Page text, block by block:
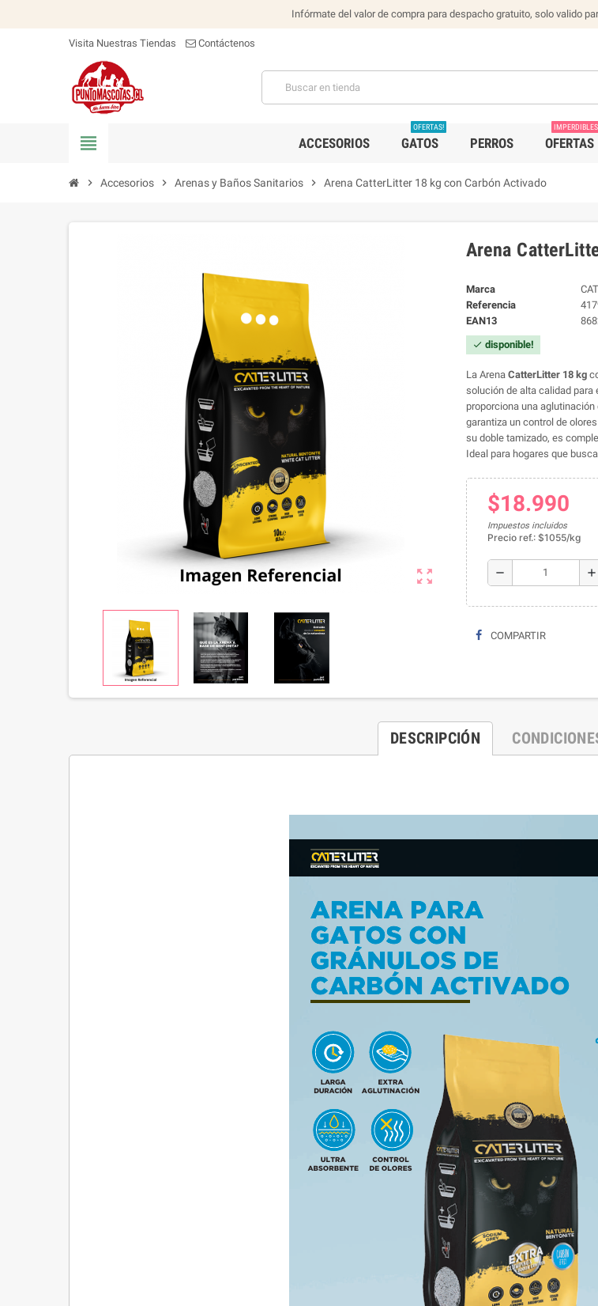
Infórmate del valor de compra para despacho gratuito, solo valido
Visita Nuestras Tiendas Contáctenos
view_headline ACCESORIOS GATOS
OFERTAS!
PERROS OFERTAS
chevron_right Accesorios chevron_right Arenas y Baños Sanitarios chevron_right Arena CatterLitter 18 kg con Carbón Activado
zoom_out_map
Arena
Marca
Referencia
EAN13
check disponible!
La Arena CatterLitter 18 kg
solución de alta calidad para
proporciona una
garantiza un control de
su doble tamizado, es
Ideal para hogares que
$18.990
Impuestos incluidos
Precio ref.: $1055/kg
remove add
COMPARTIR
DESCRIPCIÓN